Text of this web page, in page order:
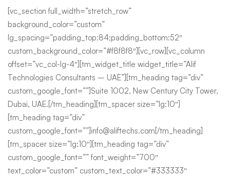
[vc_section full_width=”stretch_row”
background_color=”custom”
lg_spacing=”padding_top:84;padding_bottom:52″
custom_background_color=”#f8f8f8″][vc_row][vc_column
offset=”vc_col-lg-4″][tm_widget_title widget_title=”Alif
Technologies Consultants – UAE”][tm_heading tag=”div”
custom_google_font=””]Suite 1002, New Century City Tower,
Dubai, UAE.[/tm_heading][tm_spacer size=”lg:10″]
[tm_heading tag=”div”
custom_google_font=””]info@aliftechs.com[/tm_heading]
[tm_spacer size=”lg:10″][tm_heading tag=”div”
custom_google_font=”” font_weight=”700″
text_color=”custom” custom_text_color=”#333333″